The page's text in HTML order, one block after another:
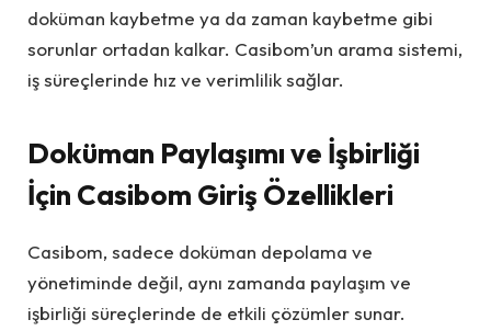
doküman kaybetme ya da zaman kaybetme gibi
sorunlar ortadan kalkar. Casibom’un arama sistemi,
iş süreçlerinde hız ve verimlilik sağlar.
Doküman Paylaşımı ve İşbirliği
İçin Casibom Giriş Özellikleri
Casibom, sadece doküman depolama ve
yönetiminde değil, aynı zamanda paylaşım ve
işbirliği süreçlerinde de etkili çözümler sunar.